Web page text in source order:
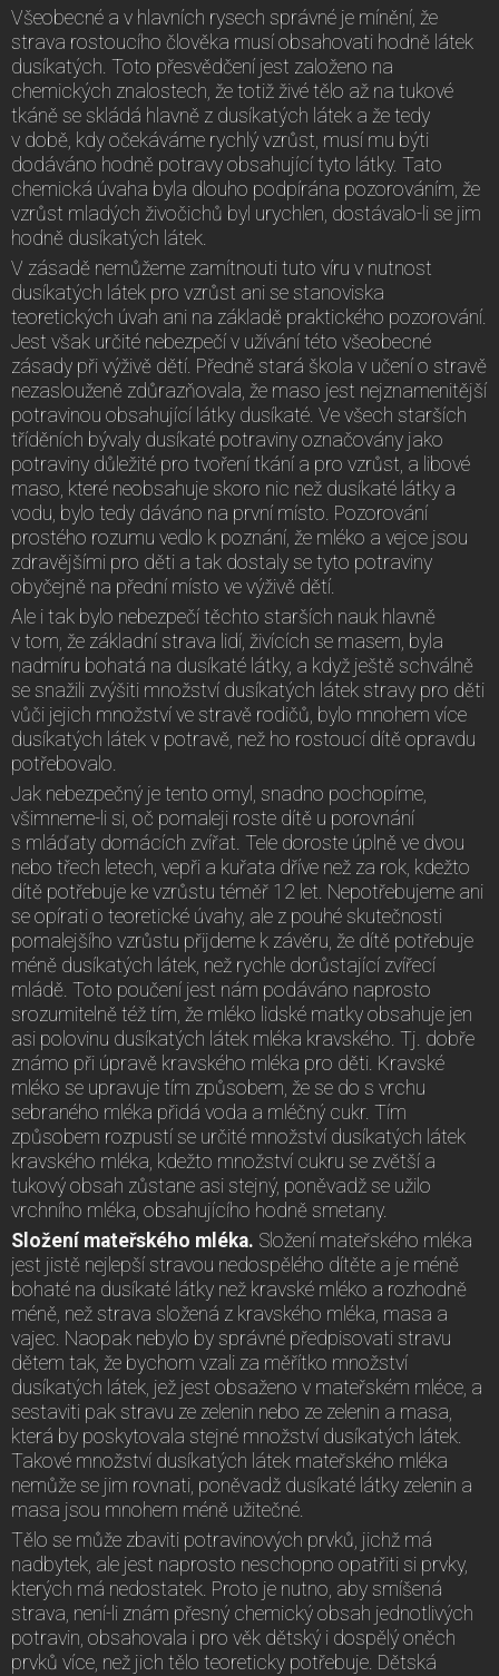
Všeobecné a v hlavních rysech správné je mínění, že
strava rostoucího člověka musí obsahovati hodně látek
dusíkatých. Toto přesvědčení jest založeno na
chemických znalostech, že totiž živé tělo až na tukové
tkáně se skládá hlavně z dusíkatých látek a že tedy
v době, kdy očekáváme rychlý vzrůst, musí mu býti
dodáváno hodně potravy obsahující tyto látky. Tato
chemická úvaha byla dlouho podpírána pozorováním, že
vzrůst mladých živočichů byl urychlen, dostávalo-li se jim
hodně dusíkatých látek.
V zásadě nemůžeme zamítnouti tuto víru v nutnost
dusíkatých látek pro vzrůst ani se stanoviska
teoretických úvah ani na základě praktického pozorování.
Jest však určité nebezpečí v užívání této všeobecné
zásady při výživě dětí. Předně stará škola v učení o stravě
nezaslouženě zdůrazňovala, že maso jest nejznamenitější
potravinou obsahující látky dusíkaté. Ve všech starších
tříděních bývaly dusíkaté potraviny označovány jako
potraviny důležité pro tvoření tkání a pro vzrůst, a libové
maso, které neobsahuje skoro nic než dusíkaté látky a
vodu, bylo tedy dáváno na první místo. Pozorování
prostého rozumu vedlo k poznání, že mléko a vejce jsou
zdravějšími pro děti a tak dostaly se tyto potraviny
obyčejně na přední místo ve výživě dětí.
Ale i tak bylo nebezpečí těchto starších nauk hlavně
v tom, že základní strava lidí, živících se masem, byla
nadmíru bohatá na dusíkaté látky, a když ještě schválně
se snažili zvýšiti množství dusíkatých látek stravy pro děti
vůči jejich množství ve stravě rodičů, bylo mnohem více
dusíkatých látek v potravě, než ho rostoucí dítě opravdu
potřebovalo.
Jak nebezpečný je tento omyl, snadno pochopíme,
všimneme-li si, oč pomaleji roste dítě u porovnání
s mláďaty domácích zvířat. Tele doroste úplně ve dvou
nebo třech letech, vepři a kuřata dříve než za rok, kdežto
dítě potřebuje ke vzrůstu téměř 12 let. Nepotřebujeme ani
se opírati o teoretické úvahy, ale z pouhé skutečnosti
pomalejšího vzrůstu přijdeme k závěru, že dítě potřebuje
méně dusíkatých látek, než rychle dorůstající zvířecí
mládě. Toto poučení jest nám podáváno naprosto
srozumitelně též tím, že mléko lidské matky obsahuje jen
asi polovinu dusíkatých látek mléka kravského. Tj. dobře
známo při úpravě kravského mléka pro děti. Kravské
mléko se upravuje tím způsobem, že se do s vrchu
sebraného mléka přidá voda a mléčný cukr. Tím
způsobem rozpustí se určité množství dusíkatých látek
kravského mléka, kdežto množství cukru se zvětší a
tukový obsah zůstane asi stejný, poněvadž se užilo
vrchního mléka, obsahujícího hodně smetany.
Složení mateřského mléka. Složení mateřského mléka
jest jistě nejlepší stravou nedospělého dítěte a je méně
bohaté na dusíkaté látky než kravské mléko a rozhodně
méně, než strava složená z kravského mléka, masa a
vajec. Naopak nebylo by správné předpisovati stravu
dětem tak, že bychom vzali za měřítko množství
dusíkatých látek, jež jest obsaženo v mateřském mléce, a
sestaviti pak stravu ze zelenin nebo ze zelenin a masa,
která by poskytovala stejné množství dusíkatých látek.
Takové množství dusíkatých látek mateřského mléka
nemůže se jim rovnati, poněvadž dusíkaté látky zelenin a
masa jsou mnohem méně užitečné.
Tělo se může zbaviti potravinových prvků, jichž má
nadbytek, ale jest naprosto neschopno opatřiti si prvky,
kterých má nedostatek. Proto je nutno, aby smíšená
strava, není-li znám přesný chemický obsah jednotlivých
potravin, obsahovala i pro věk dětský i dospělý oněch
prvků více, než jich tělo teoreticky potřebuje. Dětská